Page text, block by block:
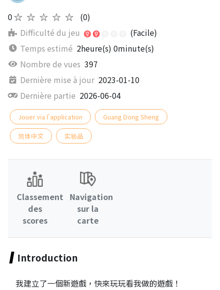
0★★★★★
(0)
Difficulté du jeu
(Facile)
Temps estimé 2heure(s) 0minute(s)
Nombre de vues 397
Dernière mise à jour 2023-01-10
Dernière partie 2026-06-04
Jouer via l'application Guang Dong Sheng
简体中文 实验品
Classement
des
scores
Navigation
sur la
carte
Introduction
我建立了一個新遊戲，快來玩玩看我做的遊戲！